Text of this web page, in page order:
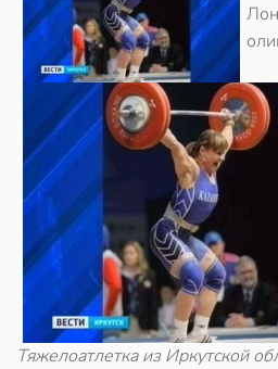
Тяжелоатлетка из Иркутской